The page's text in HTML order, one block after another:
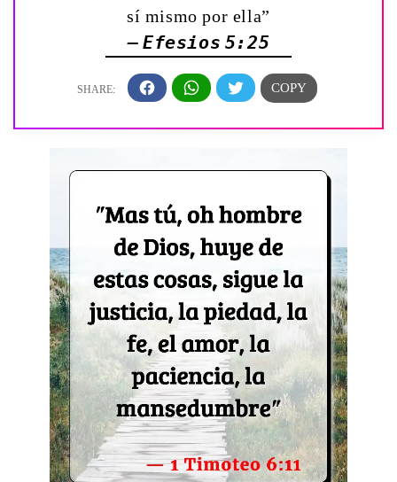
sí mismo por ella”
— Efesios 5:25